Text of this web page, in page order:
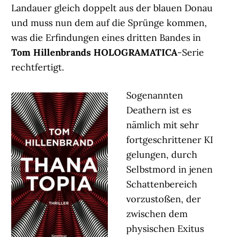
Landauer gleich doppelt aus der blauen Donau
und muss nun dem auf die Sprünge kommen,
was die Erfindungen eines dritten Bandes in
Tom Hillenbrands HOLOGRAMATICA-Serie
rechtfertigt.
Sogenannten
Deathern ist es
nämlich mit sehr
fortgeschrittener KI
gelungen, durch
Selbstmord in jenen
Schattenbereich
vorzustoßen, der
zwischen dem
physischen Exitus